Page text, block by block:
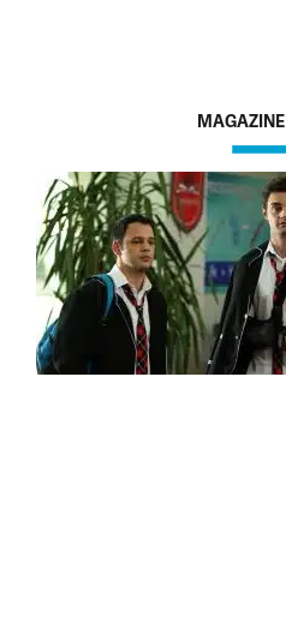
MAGAZINE